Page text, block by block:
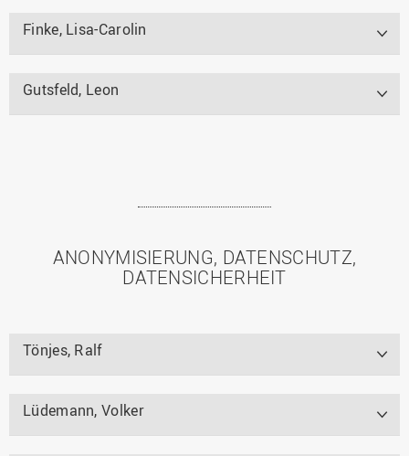
Finke, Lisa-Carolin
Gutsfeld, Leon
ANONYMISIERUNG, DATENSCHUTZ,
DATENSICHERHEIT
Tönjes, Ralf
Lüdemann, Volker